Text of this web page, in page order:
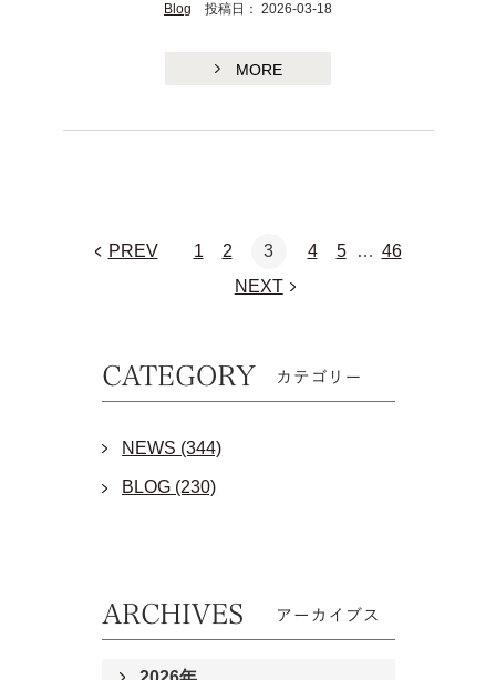
Blog 投稿日： 2026-03-18
MORE
PREV 1 2 3 4 5 … 46
NEXT
NEWS (344)
BLOG (230)